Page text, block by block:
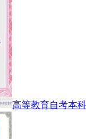
高等教育自考本科